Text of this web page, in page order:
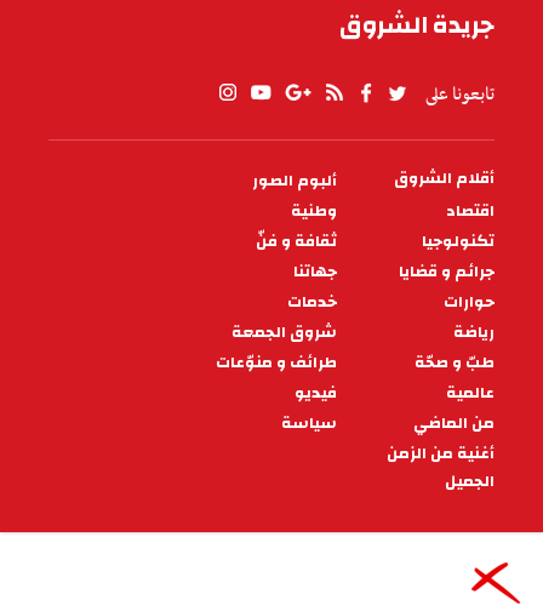
جريدة الشروق
تابعونا على
PIED
DE
PAGE
أقلام الشروق
ألبوم الصور
اقتصاد
وطنية
تكنولوجيا
ثقافة و فنّ
جرائم و قضايا
جهاتنا
حوارات
خدمات
رياضة
شروق الجمعة
طبّ و صحّة
طرائف و منوّعات
عالمية
فيديو
من الماضي
سياسة
أغنية من الزمن
الجميل